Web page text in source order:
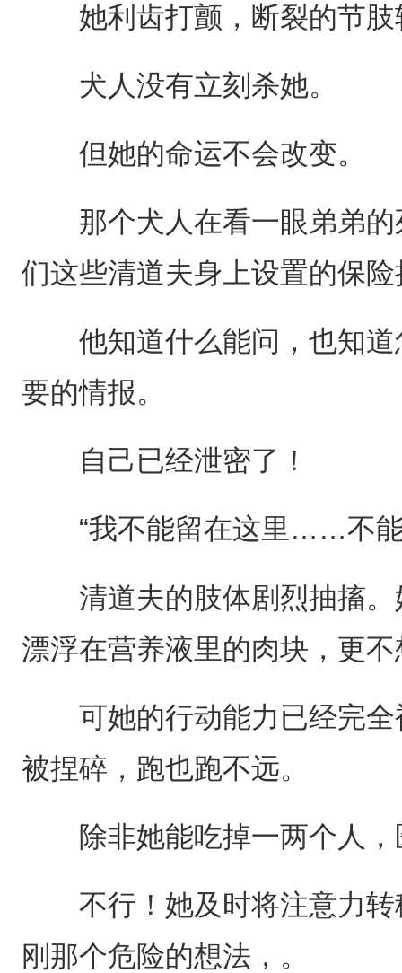
她利齿打颤，断裂的节肢
犬人没有立刻杀她。
但她的命运不会改变。
那个犬人在看一眼弟弟的
们这些清道夫身上设置的保
他知道什么能问，也知道
要的情报。
自己已经泄密了！
“我不能留在这里……不能
清道夫的肢体剧烈抽搐。
漂浮在营养液里的肉块，更
可她的行动能力已经完全
被捏碎，跑也跑不远。
除非她能吃掉一两个人，
不行！她及时将注意力转
刚那个危险的想法，。